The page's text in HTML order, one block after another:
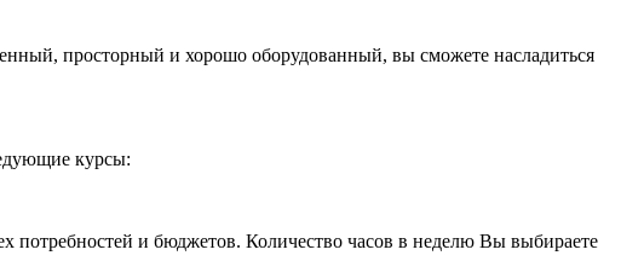
просторный и хорошо оборудованный, вы сможете насладиться
курсы:
потребностей и бюджетов. Количество часов в неделю Вы выбираете